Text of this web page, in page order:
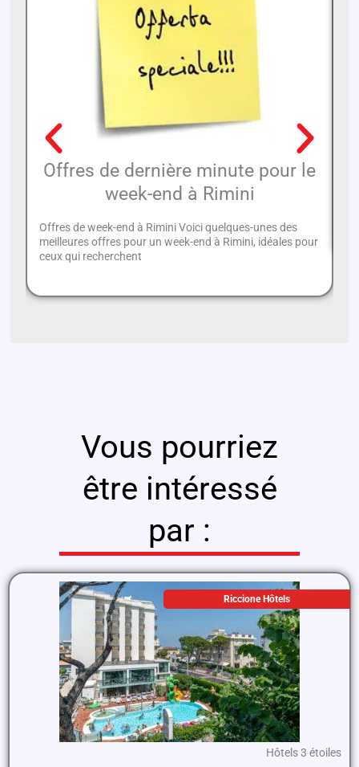
Offres de dernière minute pour le
week-end à Rimini
Offres de week-end à Rimini Voici quelques-unes des
meilleures offres pour un week-end à Rimini, idéales pour
ceux qui recherchent
Vous pourriez
être intéressé
par :
Riccione Hôtels
Hôtels 3 étoiles